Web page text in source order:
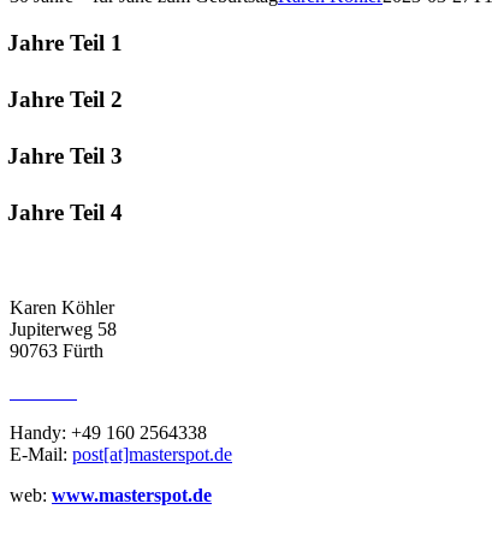
Jahre Teil 1
Jahre Teil 2
Jahre Teil 3
Jahre Teil 4
Karen Köhler
Jupiterweg 58
90763 Fürth
Handy: +49 160 2564338
E-Mail: post[at]masterspot.de
web: www.masterspot.de